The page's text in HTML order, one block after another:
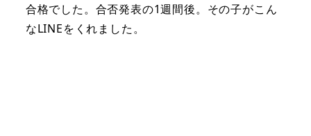
合格でした。合否発表の1週間後。その子がこん
なLINEをくれました。